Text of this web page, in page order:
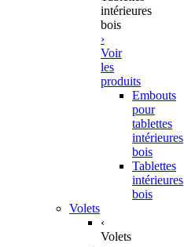
intérieures
bois
›
Voir
les
produits
Embouts
pour
tablettes
intérieures
bois
Tablettes
intérieures
bois
Volets
‹
Volets